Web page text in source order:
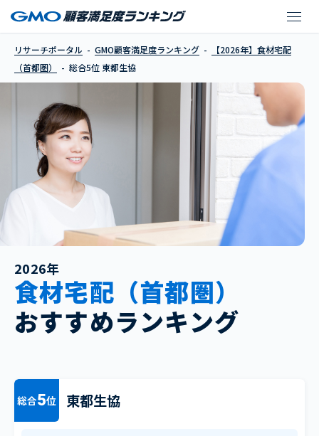
リサーチポータル GMO顧客満足度ランキング
【2026年】食材宅配
（首都圏）
総合5位 東都生協
2026年
食材宅配（首都圏）
おすすめランキング
総合5位 東都生協